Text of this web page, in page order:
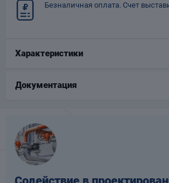
Безналичная оплата. Счет
Характеристики
Документация
трубопроводов